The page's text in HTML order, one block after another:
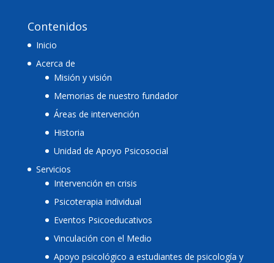
Contenidos
Inicio
Acerca de
Misión y visión
Memorias de nuestro fundador
Áreas de intervención
Historia
Unidad de Apoyo Psicosocial
Servicios
Intervención en crisis
Psicoterapia individual
Eventos Psicoeducativos
Vinculación con el Medio
Apoyo psicológico a estudiantes de psicología y